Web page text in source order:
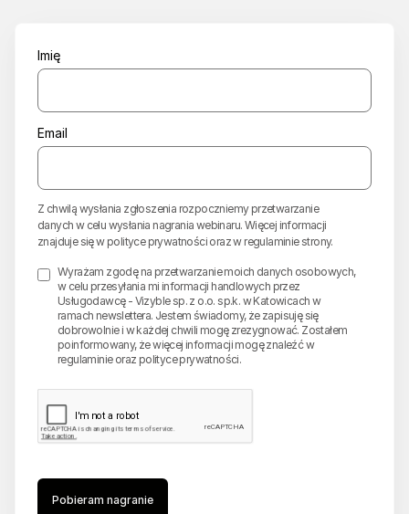
Imię
Email
Z chwilą wysłania zgłoszenia rozpoczniemy przetwarzanie
danych w celu wysłania nagrania webinaru. Więcej informacji
znajduje się w polityce prywatności oraz w regulaminie strony.
Wyrażam zgodę na przetwarzanie moich danych osobowych,
w celu przesyłania mi informacji handlowych przez
Usługodawcę - Vizyble sp. z o.o. sp.k. w Katowicach w
ramach newslettera. Jestem świadomy, że zapisuję się
dobrowolnie i w każdej chwili mogę zrezygnować. Zostałem
poinformowany, że więcej informacji mogę znaleźć w
regulaminie oraz polityce prywatności.
Pobieram nagranie